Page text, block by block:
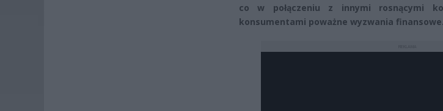
co w połączeniu z innymi rosnącymi
konsumentami poważne wyzwania finansowe.